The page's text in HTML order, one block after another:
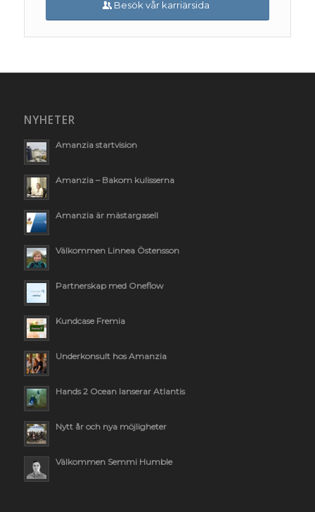
Besök vår karriärsida
NYHETER
Amanzia startvision
Amanzia – Bakom kulisserna
Amanzia är mästargasell
Välkommen Linnea Östensson
Partnerskap med Oneflow
Kundcase Fremia
Underkonsult hos Amanzia
Hands 2 Ocean lanserar Atlantis
Nytt år och nya möjligheter
Välkommen Semmi Humble